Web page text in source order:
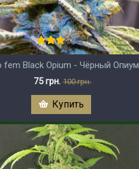
fem Black Opium - Чёрный Опиум
75 грн. 100 грн.
Купить